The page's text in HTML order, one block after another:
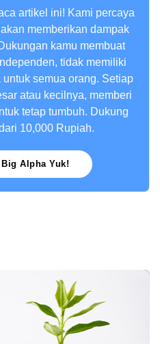
artikel ini! Kami percaya
memberikan dampak
kamu membuat
tidak memiliki
semua orang. Setiap
atau kecilnya, memberi
tetap tumbuh. Dukung
10,000 Rupiah.
Alpha Yuk!